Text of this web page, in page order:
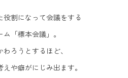
役割になって会議をする
ム「標本会議」。
ろうとするほど、
や癖がにじみ出ます。